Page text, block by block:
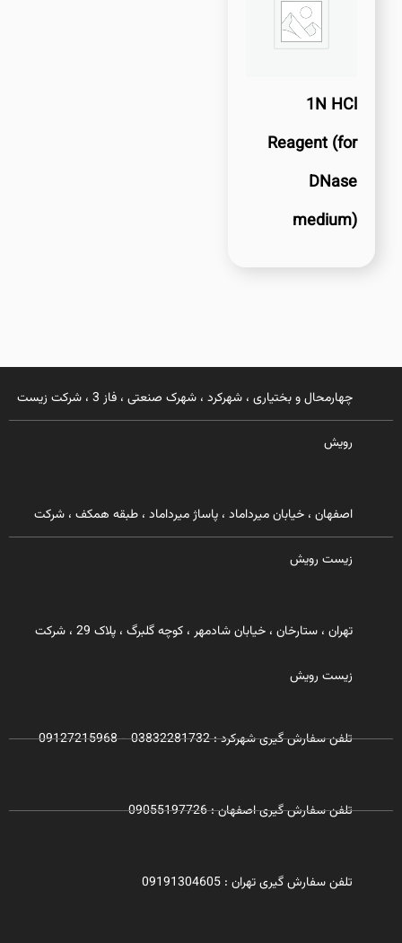
1N HCl
Reagent (for
DNase
medium)
چهارمحال و بختیاری ، شهرکرد ، شهرک صنعتی ، فاز 3 ، شرکت زیست
رویش
اصفهان ، خیابان میرداماد ، پاساژ میرداماد ، طبقه همکف ، شرکت
زیست رویش
تهران ، ستارخان ، خیابان شادمهر ، کوچه گلبرگ ، پلاک 29 ، شرکت
زیست رویش
تلفن سفارش گیری شهرکرد : 03832281732 - 09127215968
تلفن سفارش گیری اصفهان : 09055197726
تلفن سفارش گیری تهران : 09191304605